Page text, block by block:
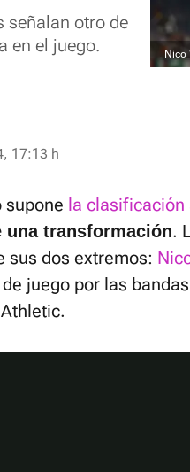
señalan otro de
en el juego.
Nico
17:13 h
supone la clasificación
una transformación.
sus dos extremos:
juego por las